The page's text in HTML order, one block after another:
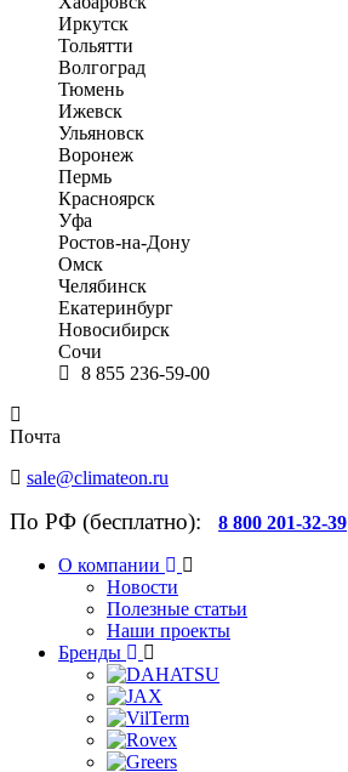
Иркутск
Тольятти
Волгоград
Тюмень
Ижевск
Ульяновск
Воронеж
Пермь
Красноярск
Уфа
Ростов-на-Дону
Омск
Челябинск
Екатеринбург
Новосибирск
Сочи
8 855 236-59-00
Почта
sale@climateon.ru
По РФ (бесплатно): 8 800 201-32-39
О компании
Новости
Полезные статьи
Наши проекты
Бренды